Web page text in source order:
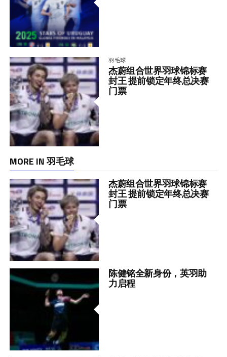
羽毛球
杰蔚组合世界羽球锦标赛
封王 提前锁定年终总决赛
门票
MORE IN 羽毛球
杰蔚组合世界羽球锦标赛
封王 提前锁定年终总决赛
门票
陈健铭全新身份，英羽助
力启程